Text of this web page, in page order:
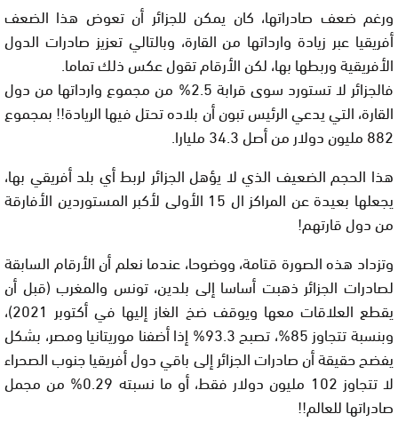
ورغم ضعف صادراتها، كان يمكن للجزائر أن تعوض هذا الضعف
أفريقيا عبر زيادة وارداتها من القارة، وبالتالي تعزيز صادرات الدول
الأفريقية وربطها بها، لكن الأرقام تقول عكس ذلك تماما.
فالجزائر لا تستورد سوى قرابة 2.5% من مجموع وارداتها من دول
القارة، التي يدعي الرئيس تبون أن بلاده تحتل فيها الريادة!! بمجموع
882 مليون دولار من أصل 34.3 مليارا.
هذا الحجم الضعيف الذي لا يؤهل الجزائر لربط أي بلد أفريقي بها،
يجعلها بعيدة عن المراكز ال 15 الأولى لأكبر المستوردين الأفارقة
من دول قارتهم!
وتزداد هذه الصورة قتامة، ووضوحا، عندما نعلم أن الأرقام السابقة
لصادرات الجزائر ذهبت أساسا إلى بلدين، تونس والمغرب (قبل أن
يقطع العلاقات معها ويوقف ضخ الغاز إليها في أكتوبر 2021)،
وبنسبة تتجاوز 85%، تصبح 93.3% إذا أضفنا موريتانيا ومصر، بشكل
يفضح حقيقة أن صادرات الجزائر إلى باقي دول أفريقيا جنوب الصحراء
لا تتجاوز 102 مليون دولار فقط، أو ما نسبته 0.29% من مجمل
صادراتها للعالم!!